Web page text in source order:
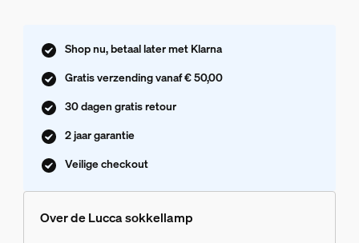
Shop nu, betaal later met Klarna
Gratis verzending vanaf € 50,00
30 dagen gratis retour
2 jaar garantie
Veilige checkout
Over de Lucca sokkellamp